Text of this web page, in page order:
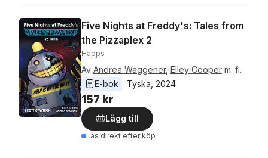
Five Nights at Freddy's: Tales from
the Pizzaplex 2
Happs
Av Andrea Waggener, Elley Cooper m. fl.
E-bok
Tyska 2024
157 kr
Lägg till
Läs direkt efter köp